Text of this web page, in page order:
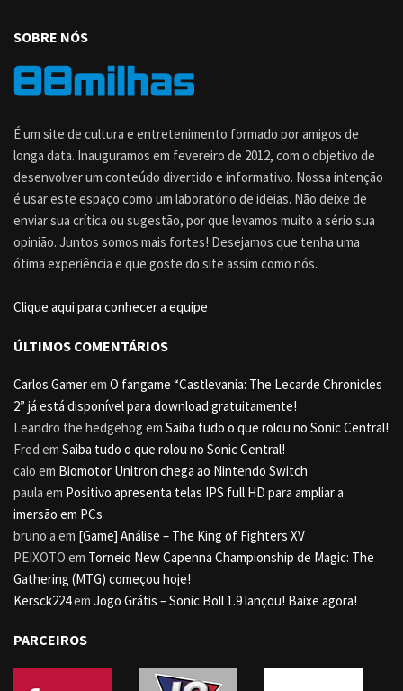
SOBRE NÓS
É um site de cultura e entretenimento formado por amigos de
longa data. Inauguramos em fevereiro de 2012, com o objetivo de
desenvolver um conteúdo divertido e informativo. Nossa intenção
é usar este espaço como um laboratório de ideias. Não deixe de
enviar sua crítica ou sugestão, por que levamos muito a sério sua
opinião. Juntos somos mais fortes! Desejamos que tenha uma
ótima experiência e que goste do site assim como nós.
Clique aqui para conhecer a equipe
ÚLTIMOS COMENTÁRIOS
Carlos Gamerem O fangame “Castlevania: The Lecarde Chronicles
2” já está disponível para download gratuitamente!
Leandro the hedgehog em Saiba tudo o que rolou no Sonic Central!
Fred em Saiba tudo o que rolou no Sonic Central!
caio em Biomotor Unitron chega ao Nintendo Switch
paula em Positivo apresenta telas IPS full HD para ampliar a
imersão em PCs
bruno a em [Game] Análise – The King of Fighters XV
PEIXOTO em Torneio New Capenna Championship de Magic: The
Gathering (MTG) começou hoje!
Kersck224em Jogo Grátis – Sonic Boll 1.9 lançou! Baixe agora!
PARCEIROS